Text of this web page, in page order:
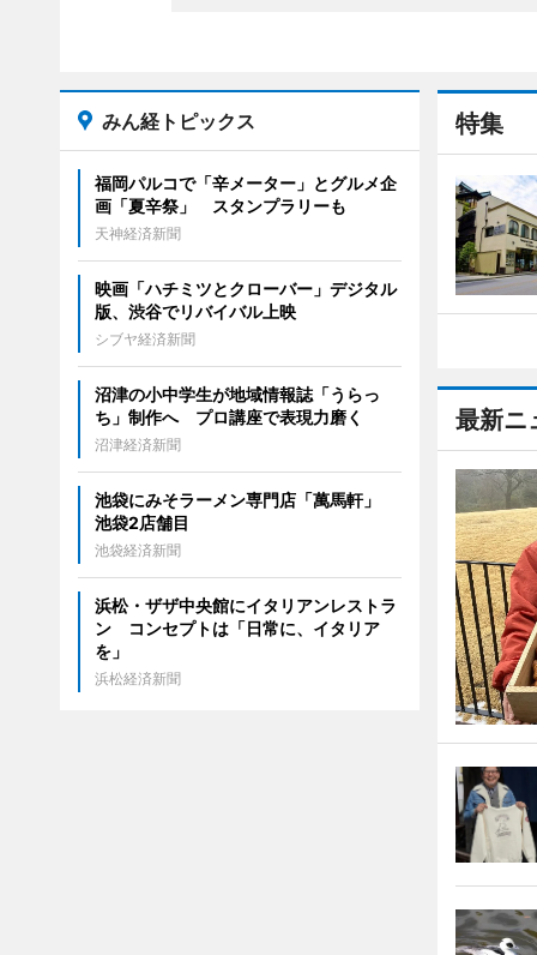
特集
最新ニ
みん経トピックス
福岡パルコで「辛メーター」とグルメ企
画「夏辛祭」 スタンプラリーも
天神経済新聞
映画「ハチミツとクローバー」デジタル
版、渋谷でリバイバル上映
シブヤ経済新聞
沼津の小中学生が地域情報誌「うらっ
ち」制作へ プロ講座で表現力磨く
沼津経済新聞
池袋にみそラーメン専門店「萬馬軒」
池袋2店舗目
池袋経済新聞
浜松・ザザ中央館にイタリアンレストラ
ン コンセプトは「日常に、イタリア
を」
浜松経済新聞